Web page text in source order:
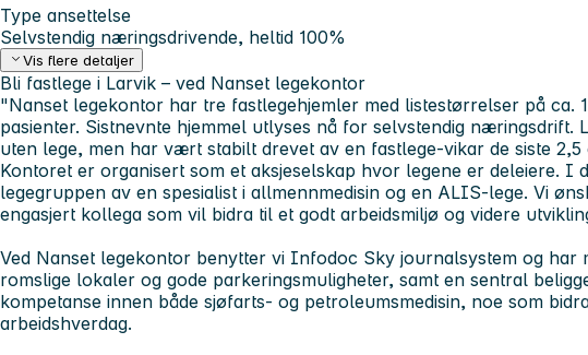
Type ansettelse
Selvstendig næringsdrivende, heltid 100%
Vis flere detaljer
Bli fastlege i Larvik – ved Nanset legekontor
"Nanset legekontor har tre fastlegehjemler med listestørrelser på ca.
pasienter. Sistnevnte hjemmel utlyses nå for selvstendig næringsdrift.
uten lege, men har vært stabilt drevet av en fastlege-vikar de siste 2,5
Kontoret er organisert som et aksjeselskap hvor legene er deleiere. I
legegruppen av en spesialist i allmennmedisin og en ALIS-lege. Vi
engasjert kollega som vil bidra til et godt arbeidsmiljø og videre
Ved Nanset legekontor benytter vi Infodoc Sky journalsystem og har
romslige lokaler og gode parkeringsmuligheter, samt en sentral
kompetanse innen både sjøfarts- og petroleumsmedisin, noe som
arbeidshverdag.